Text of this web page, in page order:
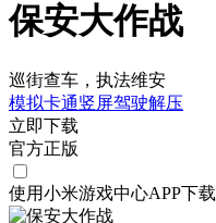
保安大作战
巡街查车，执法维安
模拟卡通竖屏驾驶解压
立即下载
官方正版
使用小米游戏中心APP下载